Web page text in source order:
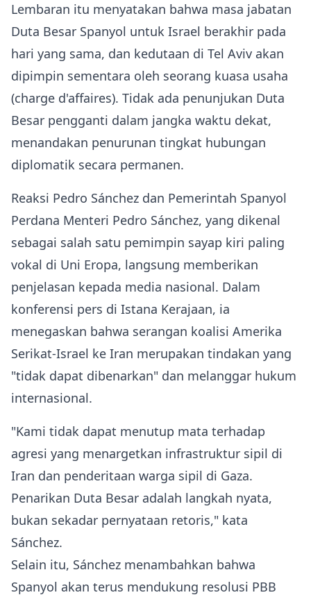
Lembaran itu menyatakan bahwa masa jabatan
Duta Besar Spanyol untuk Israel berakhir pada
hari yang sama, dan kedutaan di Tel Aviv akan
dipimpin sementara oleh seorang kuasa usaha
(charge d'affaires). Tidak ada penunjukan Duta
Besar pengganti dalam jangka waktu dekat,
menandakan penurunan tingkat hubungan
diplomatik secara permanen.
Reaksi Pedro Sánchez dan Pemerintah Spanyol
Perdana Menteri Pedro Sánchez, yang dikenal
sebagai salah satu pemimpin sayap kiri paling
vokal di Uni Eropa, langsung memberikan
penjelasan kepada media nasional. Dalam
konferensi pers di Istana Kerajaan, ia
menegaskan bahwa serangan koalisi Amerika
Serikat‑Israel ke Iran merupakan tindakan yang
"tidak dapat dibenarkan" dan melanggar hukum
internasional.
"Kami tidak dapat menutup mata terhadap
agresi yang menargetkan infrastruktur sipil di
Iran dan penderitaan warga sipil di Gaza.
Penarikan Duta Besar adalah langkah nyata,
bukan sekadar pernyataan retoris," kata
Sánchez.
Selain itu, Sánchez menambahkan bahwa
Spanyol akan terus mendukung resolusi PBB